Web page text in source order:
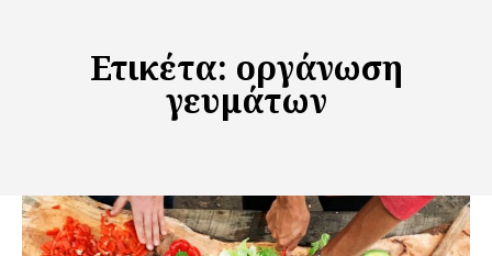
Ετικέτα: οργάνωση
γευμάτων